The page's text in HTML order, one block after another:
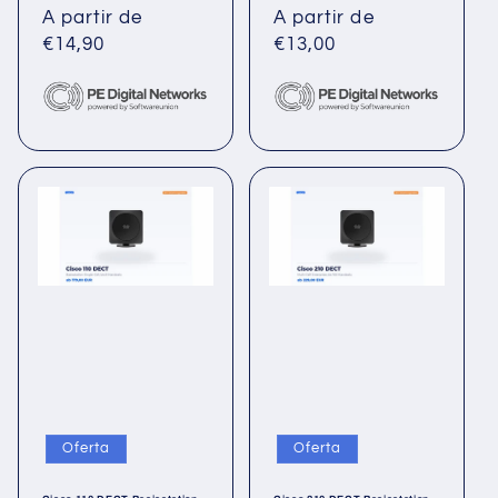
habitualde
A partir de
€14,90
habitualde
A partir de
€13,00
Oferta Oferta